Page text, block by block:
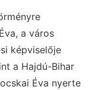
a város
képviselője
a Hajdú-Bihar
Éva nyerte